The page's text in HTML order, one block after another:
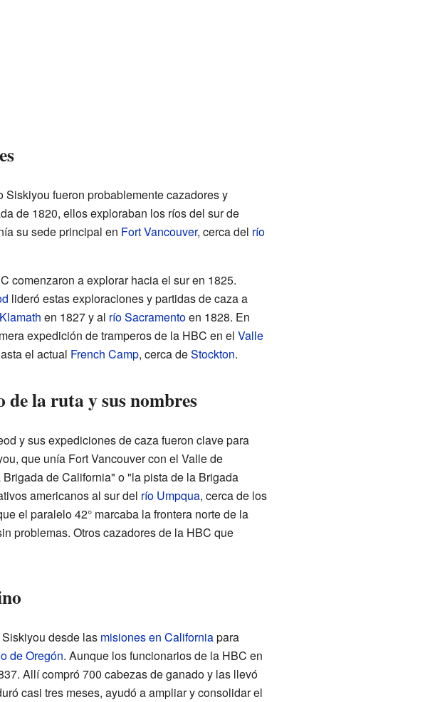
fueron probablemente cazadores y
de 1820, ellos exploraban los ríos del sur de
su sede principal en Fort Vancouver, cerca del río
comenzaron a explorar hacia el sur en 1825.
lideró estas exploraciones y partidas de caza a
en 1827 y al río Sacramentoen 1828. En
expedición de tramperos de la HBC en el Valle
el actual French Camp, cerca deStockton.
de la ruta y sus nombres
y sus expediciones de caza fueron clave para
que unía Fort Vancouver con el Valle de
de California" o "la pista de la Brigada
americanos al sur del río Umpqua, cerca de los
el paralelo 42° marcaba la frontera norte de la
problemas. Otros cazadores de la HBC que
desde las misiones en Californiapara
de Oregón. Aunque los funcionarios de la HBC en
Allí compró 700 cabezas de ganado y las llevó
casi tres meses, ayudó a ampliar y consolidar el